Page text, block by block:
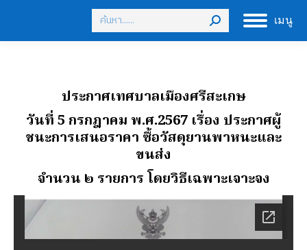
เมนู
Search:
ประกาศเทศบาลเมืองศรีสะเกษ
วันที่ 5 กรกฎาคม พ.ศ.2567 เรื่อง ประกาศผู้
ชนะการเสนอราคา ซื้อวัสดุยานพาหนะและ
ขนส่ง
จํานวน ๒ รายการ โดยวิธีเฉพาะเจาะจง